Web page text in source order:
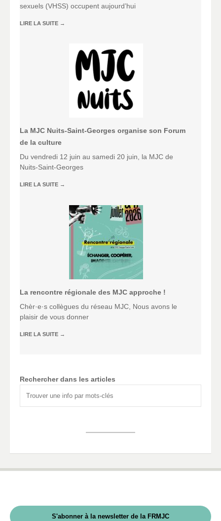
sexuels (VHSS) occupent aujourd’hui
LIRE LA SUITE →
La MJC Nuits-Saint-Georges organise son Forum
de la culture
Du vendredi 12 juin au samedi 20 juin, la MJC de
Nuits-Saint-Georges
LIRE LA SUITE →
La rencontre régionale des MJC approche !
Chèr·e·s collègues du réseau MJC, Nous avons le
plaisir de vous donner
LIRE LA SUITE →
Rechercher dans les articles
S'abonner à la newsletter de la FRMJC